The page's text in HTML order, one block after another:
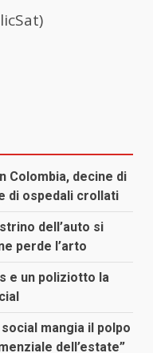
Colombia, decine di
di ospedali crollati
dell’auto si
perde l’arto
e un poliziotto la
mangia il polpo
dell’estate”